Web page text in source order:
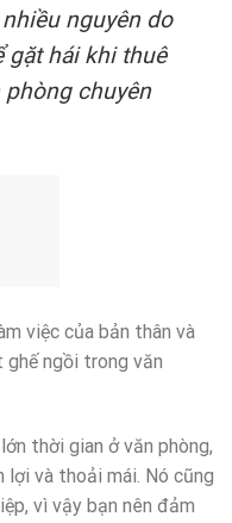
nguyên do
gặt hái khi thuê
phòng chuyên
việc của bản thân và
ghế ngồi trong văn
thời gian ở văn phòng,
lợi và thoải mái. Nó cũng
vì vậy bạn nên đảm